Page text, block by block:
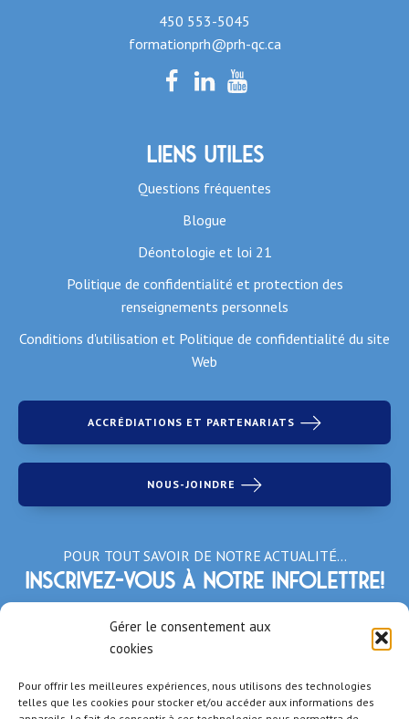
Gérer le consentement aux
cookies
Pour offrir les meilleures expériences, nous utilisons des technologies
telles que les cookies pour stocker et/ou accéder aux informations des
450 553-5045
formationprh@prh-qc.ca
Liens utiles
Questions fréquentes
Blogue
Déontologie et loi 21
Politique de confidentialité et protection des
renseignements personnels
Conditions d'utilisation et Politique de confidentialité du site
Web
ACCRÉDIATIONS ET PARTENARIATS
NOUS-JOINDRE
POUR TOUT SAVOIR DE NOTRE ACTUALITÉ…
Inscrivez-vous à notre infolettre!
*Champs obligatoires